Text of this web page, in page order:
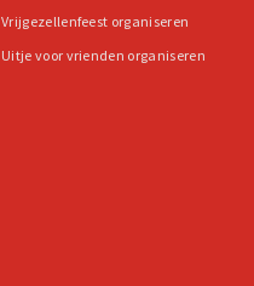
Vrijgezellenfeest organiseren
Uitje voor vrienden organiseren